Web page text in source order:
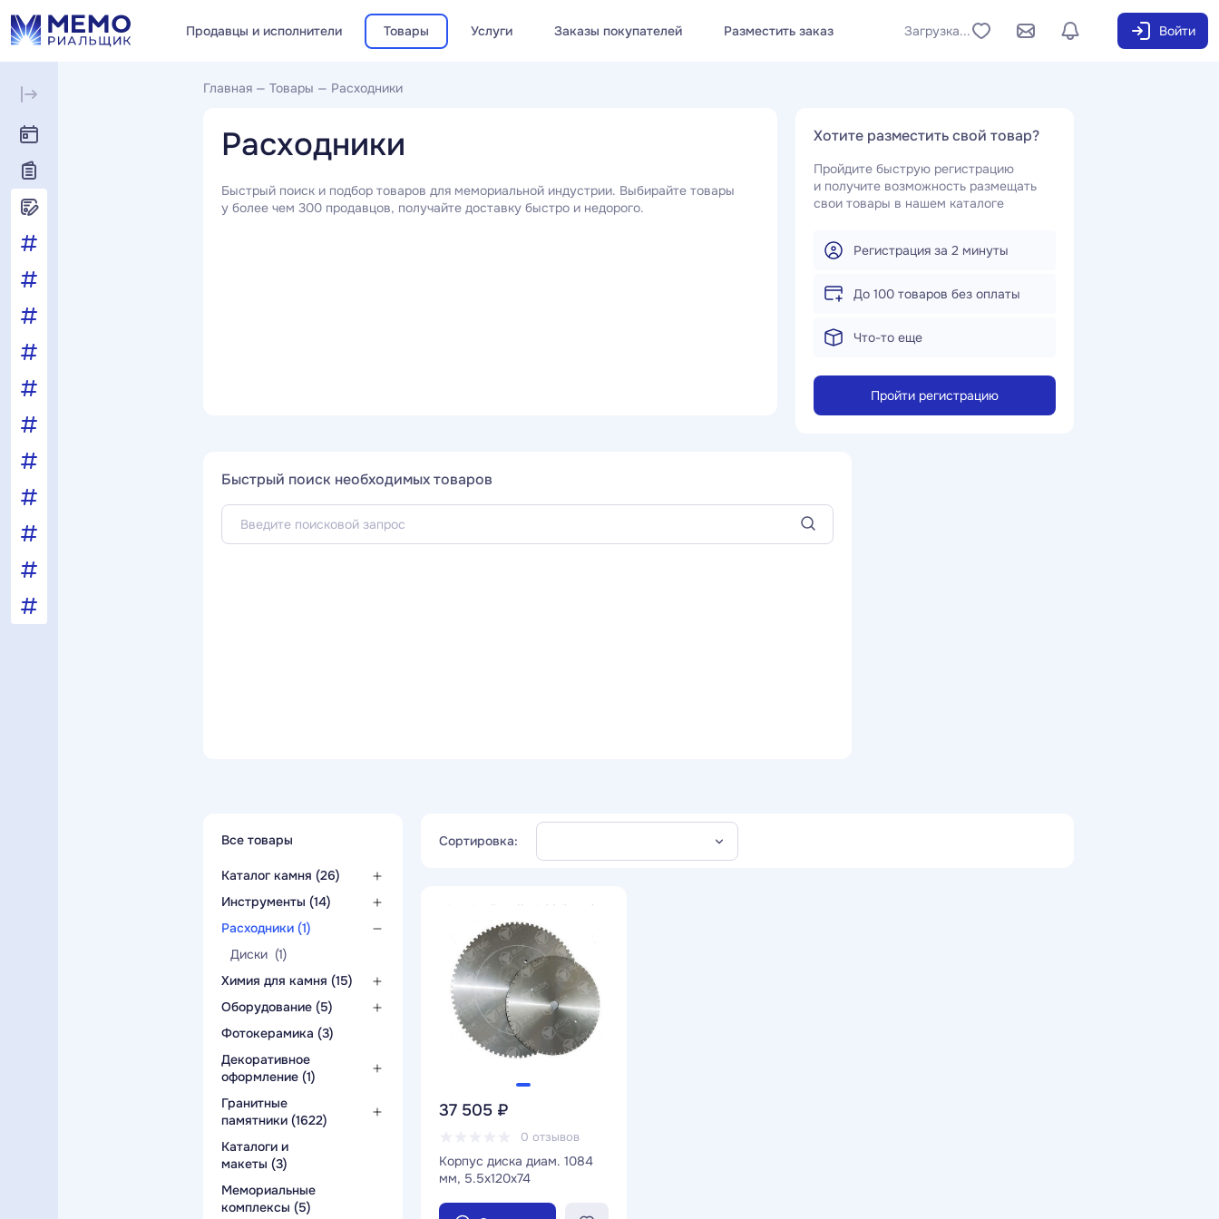
Продавцы и исполнители Товары Услуги Заказы покупателей Разместить заказ Загрузка... Войти
Главная — Товары — Расходники
Расходники
Быстрый поиск и подбор товаров для мемориальной индустрии. Выбирайте товары
у более чем 300 продавцов, получайте доставку быстро и недорого.
Быстрый поиск необходимых товаров
Хотите разместить свой товар?
Пройдите быструю регистрацию
и получите возможность размещать
свои товары в нашем каталоге
Регистрация за 2 минуты
До 100 товаров без оплаты
Что-то еще
Пройти регистрацию
Все товары
Каталог камня (26)
Изделия из
камня (10)
Инструменты (14)
инструмент (6)
Расходники (1)
Диски (1)
Химия для камня (15)
Оборудование (5)
гравировальные
станки (1)
Фотокерамика (3)
Декоративное
оформление (1)
литьевого
мрамора (1)
Гранитные
памятники (1622)
памятники (197)
Военным (145)
Каталоги и
макеты (3)
Мемориальные
комплексы (5)
Сортировка:
37 505 ₽
0 отзывов
Корпус диска диам. 1084
мм, 5.5x120x74